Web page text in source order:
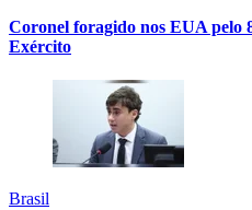
Coronel foragido nos EUA pelo
Exército
Brasil